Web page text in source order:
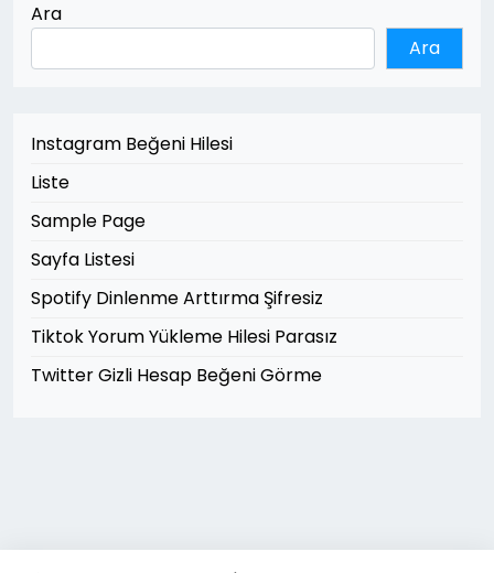
Ara
Ara
Instagram Beğeni Hilesi
Liste
Sample Page
Sayfa Listesi
Spotify Dinlenme Arttırma Şifresiz
Tiktok Yorum Yükleme Hilesi Parasız
Twitter Gizli Hesap Beğeni Görme